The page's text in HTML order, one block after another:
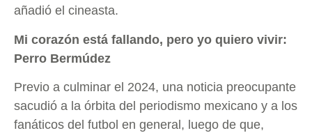
añadió el cineasta.
Mi corazón está fallando, pero yo quiero vivir:
Perro Bermúdez
Previo a culminar el 2024, una noticia preocupante
sacudió a la órbita del periodismo mexicano y a los
fanáticos del futbol en general, luego de que,